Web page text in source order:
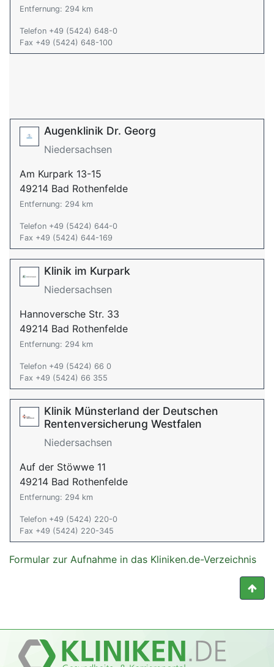
Entfernung: 294 km
Telefon +49 (5424) 648-0
Fax +49 (5424) 648-100
Augenklinik Dr. Georg
Niedersachsen
Am Kurpark 13-15
49214 Bad Rothenfelde
Entfernung: 294 km
Telefon +49 (5424) 644-0
Fax +49 (5424) 644-169
Klinik im Kurpark
Niedersachsen
Hannoversche Str. 33
49214 Bad Rothenfelde
Entfernung: 294 km
Telefon +49 (5424) 66 0
Fax +49 (5424) 66 355
Klinik Münsterland der Deutschen
Rentenversicherung Westfalen
Niedersachsen
Auf der Stöwwe 11
49214 Bad Rothenfelde
Entfernung: 294 km
Telefon +49 (5424) 220-0
Fax +49 (5424) 220-345
Formular zur Aufnahme in das Kliniken.de-Verzeichnis